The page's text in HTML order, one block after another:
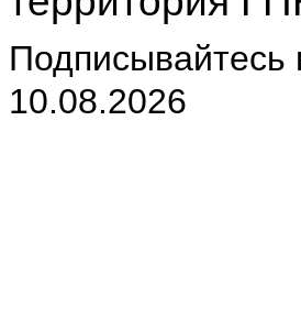
Подписывайтесь
10.08.2026